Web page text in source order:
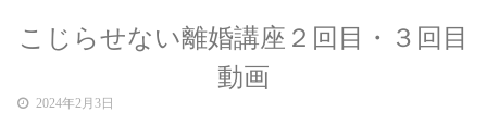
こじらせない離婚講座２回目・３回目
動画
2024年2月3日